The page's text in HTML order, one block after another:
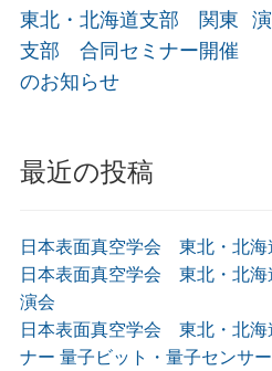
最近の投稿
日本表面真空学会 東北・北海
日本表面真空学会 東北・北
演会
日本表面真空学会 東北・北海
ナー 量子ビット・量子センサ
東北・北海道支部 関東
支部 合同セミナー開催
のお知らせ